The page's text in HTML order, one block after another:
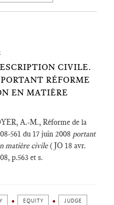
CIVILE.
RÉFORME
EN MATIÈRE
A.-M., Réforme de la
561 du 17 juin 2008 portant
matière civile(JO 18 avr.
p.563 et s.
EQUITY JUDGE